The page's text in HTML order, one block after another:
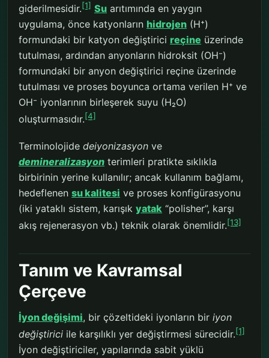
giderilmesidir.[1] Su arıtımında en yaygın
uygulama, önce katyonların hidrojen (H⁺)
formundaki bir katyon değiştirici reçine üzerinde
tutulması, ardından anyonların hidroksit (OH⁻)
formundaki bir anyon değiştirici reçine üzerinde
tutulması ve proses boyunca ortama verilen H⁺ ve
OH⁻ iyonlarının birleşerek suyu (H₂O)
oluşturmasıdır.[4]
Terminolojide deiyonizasyon ve
demineralizasyon terimleri pratikte sıklıkla
birbirinin yerine kullanılır; ancak kullanım bağlamı,
hedeflenen su kalitesi ve proses konfigürasyonu
(iki yataklı sistem, karışık yatak “polisher”, karşı
akış rejenerasyon vb.) teknik olarak önemlidir.[13]
Tanım ve Kavramsal
Çerçeve
İyon değişimi, bir çözeltideki iyonların bir iyon
değiştirici ile karşılıklı yer değiştirmesi sürecidir.[1]
İyon değiştiriciler, yapılarında sabit yüklü